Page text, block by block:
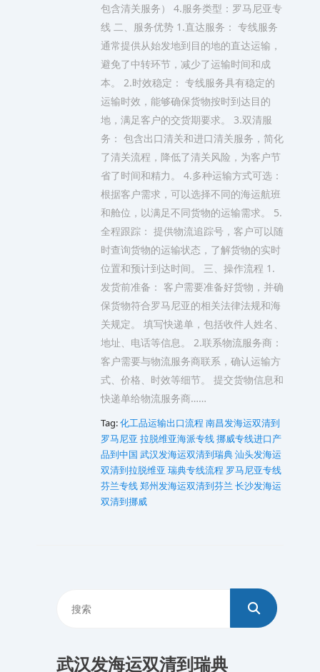
包含清关服务） 4.服务类型：罗马尼亚专
线 二、服务优势 1.直达服务： 专线服务
通常提供从始发地到目的地的直达运输，
避免了中转环节，减少了运输时间和成
本。 2.时效稳定： 专线服务具有稳定的
运输时效，能够确保货物按时到达目的
地，满足客户的交货期要求。 3.双清服
务： 包含出口清关和进口清关服务，简化
了清关流程，降低了清关风险，为客户节
省了时间和精力。 4.多种运输方式可选：
根据客户需求，可以选择不同的海运航班
和舱位，以满足不同货物的运输需求。 5.
全程跟踪： 提供物流追踪号，客户可以随
时查询货物的运输状态，了解货物的实时
位置和预计到达时间。 三、操作流程 1.
发货前准备： 客户需要准备好货物，并确
保货物符合罗马尼亚的相关法律法规和海
关规定。 填写快递单，包括收件人姓名、
地址、电话等信息。 2.联系物流服务商：
客户需要与物流服务商联系，确认运输方
式、价格、时效等细节。 提交货物信息和
快递单给物流服务商……
Tag:化工品运输出口流程 南昌发海运双清到
罗马尼亚 拉脱维亚海派专线挪威专线进口产
品到中国 武汉发海运双清到瑞典汕头发海运
双清到拉脱维亚 瑞典专线流程 罗马尼亚专线
芬兰专线郑州发海运双清到芬兰 长沙发海运
双清到挪威
武汉发海运双清到瑞典